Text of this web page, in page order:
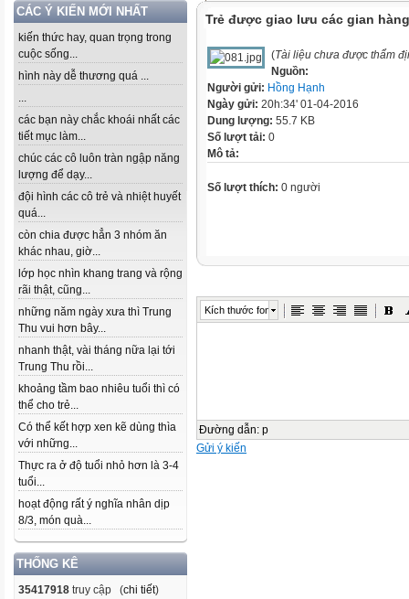
CÁC Ý KIẾN MỚI NHẤT
kiến thức hay, quan trọng trong
cuộc sống...
hình này dễ thương quá ...
...
các bạn này chắc khoái nhất các
tiết mục làm...
chúc các cô luôn tràn ngập năng
lượng để dạy...
đội hình các cô trẻ và nhiệt huyết
quá...
còn chia được hẳn 3 nhóm ăn
khác nhau, giờ...
lớp học nhìn khang trang và rộng
rãi thật, cũng...
những năm ngày xưa thì Trung
Thu vui hơn bây...
nhanh thật, vài tháng nữa lại tới
Trung Thu rồi...
khoảng tầm bao nhiêu tuổi thì có
thể cho trẻ...
Có thể kết hợp xen kẽ dùng thìa
với những...
Thực ra ở độ tuổi nhỏ hơn là 3-4
tuổi...
hoạt động rất ý nghĩa nhân dịp
8/3, món quà...
THỐNG KÊ
35417918 truy cập (chi tiết)
Trẻ được giao lưu các gian hàng
(Tài liệu chưa được thẩm
Nguồn:
Người gửi: Hồng Hạnh
Ngày gửi: 20h:34' 01-04-2016
Dung lượng: 55.7 KB
Số lượt tải: 0
Mô tả:
Số lượt thích: 0 người
Kích thước font
Đường dẫn: p
Gửi ý kiến